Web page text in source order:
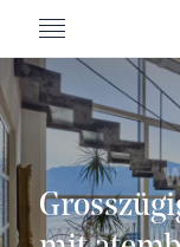
MENU